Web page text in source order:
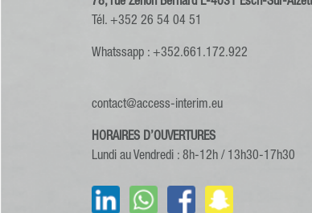
78, rue Zénon Bernard L-4031 Esch-Sur-
Tél. +352 26 54 04 51
Whatssapp : +352.661.172.922
contact@access-interim.eu
HORAIRES D’OUVERTURES
Lundi au Vendredi : 8h-12h / 13h30-17h30